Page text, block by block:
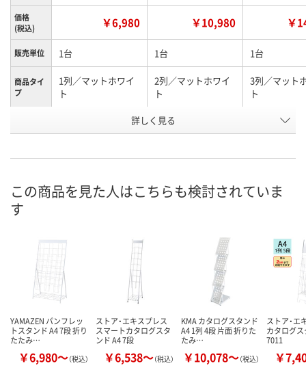
価格
(税込)
￥6,980 ￥10,980 ￥
販売単位 1台 1台 1台
商品タイ
プ
1列／マットホワイ
ト
2列／マットホワイ
ト
3列／マット
ト
AWR6842 AWR6843
8月26日（水）まで
カゴへ カ
詳しく見る
この商品を見た人はこちらも検討されていま
す
YAMAZEN パンフレッ
トスタンド A4 7段 折り
たたみ…
￥6,980～（税込）
ストア・エキスプレス
スマートカタログスタ
ンド A4 7段
￥6,538～（税込）
KMA カタログスタンド
A4 1列 4段 片面 折りた
たみ…
￥10,078～（税込）
ストア・エ
カタログ
7011
￥